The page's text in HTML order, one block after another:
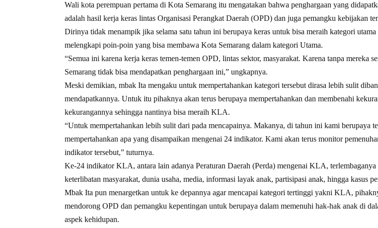
Wali kota perempuan pertama di Kota Semarang itu mengatakan bahwa penghargaan yang
adalah hasil kerja keras lintas Organisasi Perangkat Daerah (OPD) dan juga pemangku kebijakan
Dirinya tidak menampik jika selama satu tahun ini berupaya keras untuk bisa meraih kategori utama
melengkapi poin-poin yang bisa membawa Kota Semarang dalam kategori Utama.
“Semua ini karena kerja keras temen-temen OPD, lintas sektor, masyarakat. Karena tanpa mereka
Semarang tidak bisa mendapatkan penghargaan ini,” ungkapnya.
Meski demikian, mbak Ita mengaku untuk mempertahankan kategori tersebut dirasa lebih sulit
mendapatkannya. Untuk itu pihaknya akan terus berupaya mempertahankan dan membenahi
kekurangannya sehingga nantinya bisa meraih KLA.
“Untuk mempertahankan lebih sulit dari pada mencapainya. Makanya, di tahun ini kami berupaya
mempertahankan apa yang disampaikan mengenai 24 indikator. Kami akan terus monitor
indikator tersebut,” tuturnya.
Ke-24 indikator KLA, antara lain adanya Peraturan Daerah (Perda) mengenai KLA,
keterlibatan masyarakat, dunia usaha, media, informasi layak anak, partisipasi anak, hingga kasus
Mbak Ita pun menargetkan untuk ke depannya agar mencapai kategori tertinggi yakni KLA,
mendorong OPD dan pemangku kepentingan untuk berupaya dalam memenuhi hak-hak anak di
aspek kehidupan.